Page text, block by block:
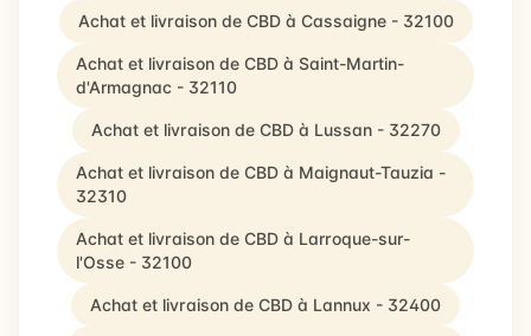
Achat et livraison de CBD à Cassaigne - 32100
Achat et livraison de CBD à Saint-Martin-
d'Armagnac - 32110
Achat et livraison de CBD à Lussan - 32270
Achat et livraison de CBD à Maignaut-Tauzia -
32310
Achat et livraison de CBD à Larroque-sur-
l'Osse - 32100
Achat et livraison de CBD à Lannux - 32400